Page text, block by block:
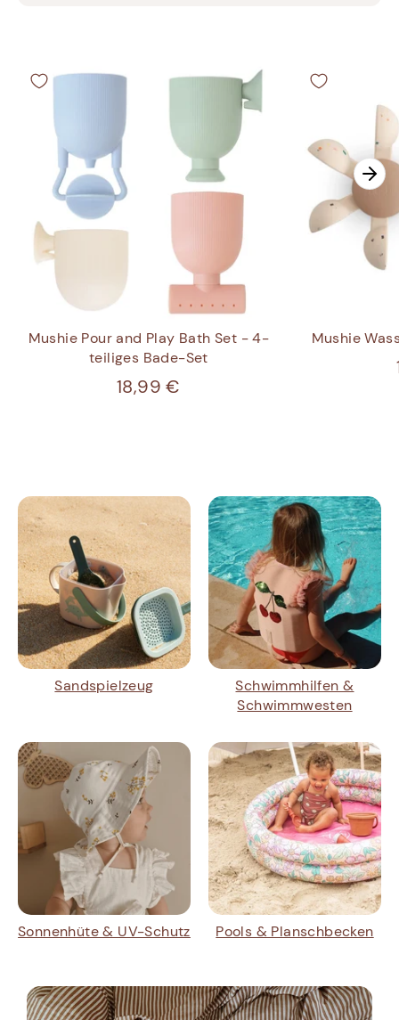
Mushie Pour and Play Bath Set - 4-
teiliges Bade-Set
18,99 €
Mushie
Sandspielzeug
Schwimmhilfen &
Schwimmwesten
Sonnenhüte & UV-Schutz Pools & Planschbecken